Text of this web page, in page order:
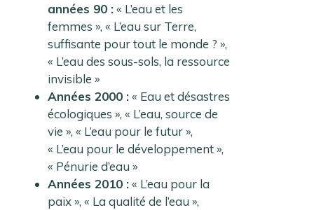
années 90 :« L’eau et les
femmes », « L’eau sur Terre,
suffisante pour tout le monde ? »,
« L’eau des sous-sols, la ressource
invisible »
Années 2000 :« Eau et désastres
écologiques », « L’eau, source de
vie », « L’eau pour le futur »,
« L’eau pour le développement »,
« Pénurie d’eau »
Années 2010 :« L’eau pour la
paix », « La qualité de l’eau »,